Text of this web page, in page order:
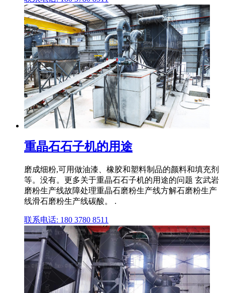
重晶石石子机的用途
磨成细粉,可用做油漆、橡胶和塑料制品的颜料和填充剂
等。没有。更多关于重晶石石子机的用途的问题 玄武岩
磨粉生产线故障处理重晶石磨粉生产线方解石磨粉生产
线滑石磨粉生产线碳酸。 .
联系电话: 180 3780 8511